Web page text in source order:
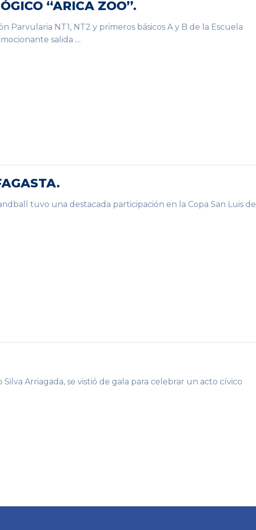
“ARICA ZOO”.
Parvularia NT1, NT2 y primeros básicos A y B de la Escuela
salida …
tuvo una destacada participación en la Copa San Luis de
Arriagada, se vistió de gala para celebrar un acto cívico